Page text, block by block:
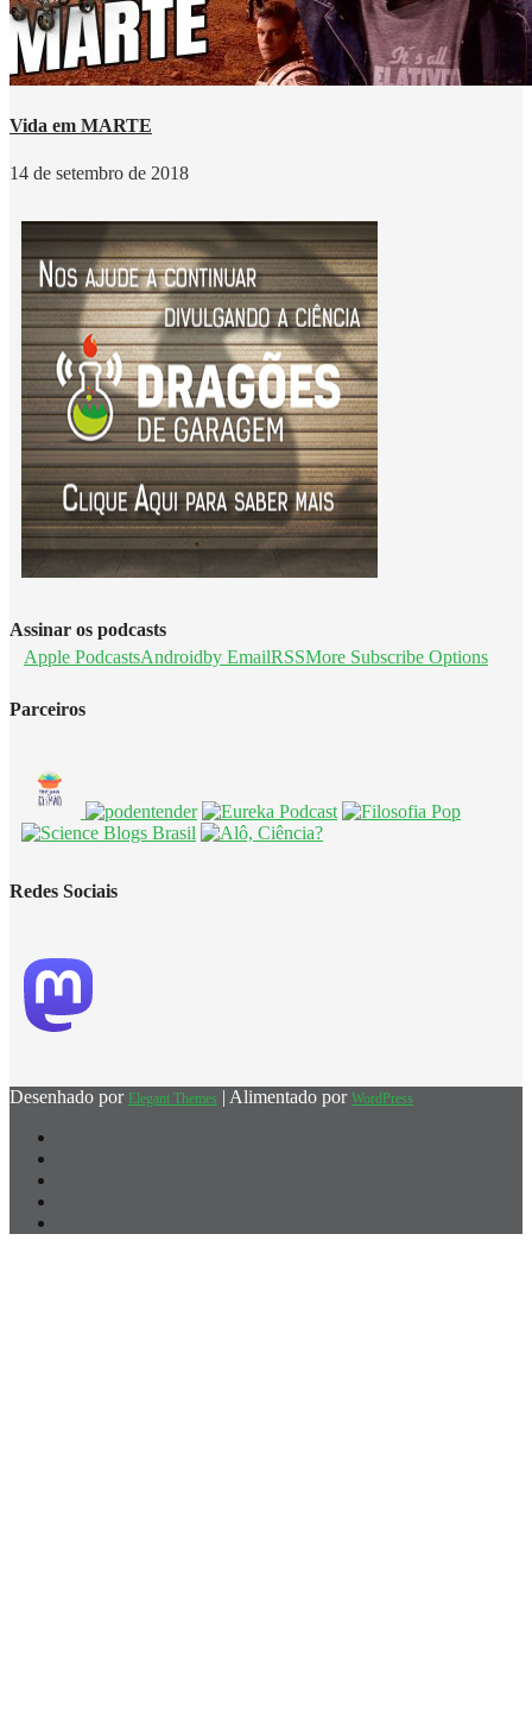
Vida em MARTE
14 de setembro de 2018
Assinar os podcasts
Apple PodcastsAndroidby EmailRSSMore Subscribe Options
Parceiros
Redes Sociais
Desenhado por Elegant Themes | Alimentado por WordPress